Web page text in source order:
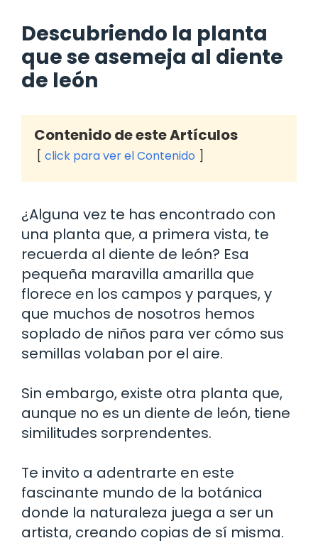
Descubriendo la planta
que se asemeja al diente
de león
Contenido de este Artículos
click para ver el Contenido
¿Alguna vez te has encontrado con
una planta que, a primera vista, te
recuerda al diente de león? Esa
pequeña maravilla amarilla que
florece en los campos y parques, y
que muchos de nosotros hemos
soplado de niños para ver cómo sus
semillas volaban por el aire.
Sin embargo, existe otra planta que,
aunque no es un diente de león, tiene
similitudes sorprendentes.
Te invito a adentrarte en este
fascinante mundo de la botánica
donde la naturaleza juega a ser un
artista, creando copias de sí misma.